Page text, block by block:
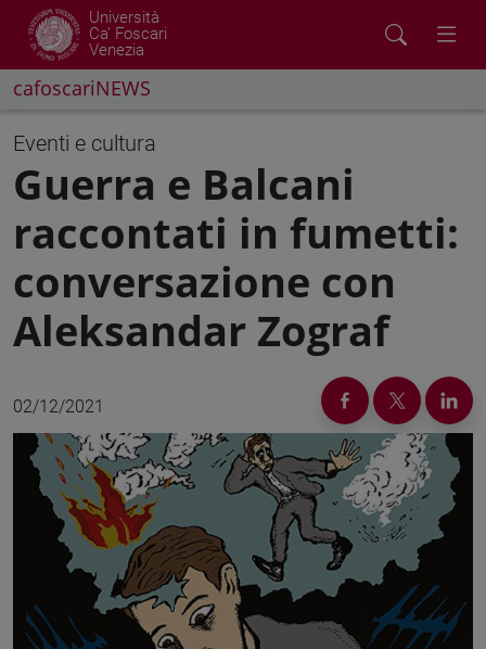
Università
Ca' Foscari
Venezia
cafoscariNEWS
Eventi e cultura
Guerra e Balcani
raccontati in fumetti:
conversazione con
Aleksandar Zograf
02/12/2021